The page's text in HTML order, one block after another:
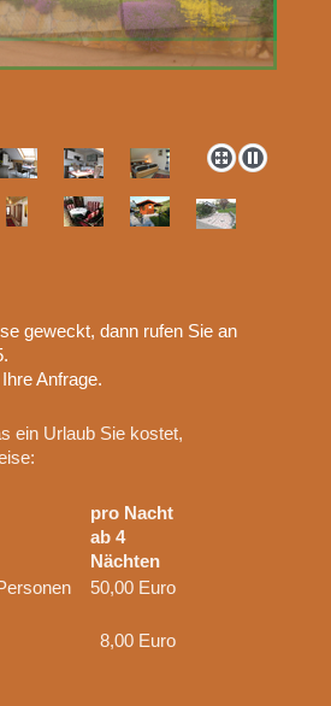
geweckt, dann rufen Sie an
Anfrage.
ein Urlaub Sie kostet,
pro Nacht
ab 4
Nächten
50,00 Euro
8,00 Euro